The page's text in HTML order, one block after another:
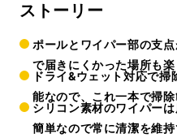
ストーリー
ポールとワイパー部の支
で届きにくかった場所も楽
ドライ&ウェット対応で
能なので、これ一本で掃
シリコン素材のワイパー
簡単なので常に清潔を維持